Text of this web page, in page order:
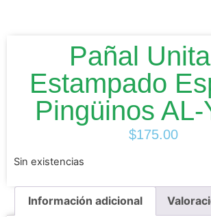
Pañal
Estampado
Pingüinos
$175.00
Sin existencias
Información adicional